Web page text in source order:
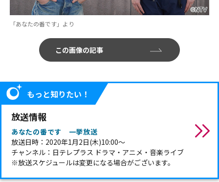
「あなたの番です」より
この画像の記事
もっと知りたい！
放送情報
あなたの番です 一挙放送
放送日時：2020年1月2日(木)10:00～
チャンネル：日テレプラス ドラマ・アニメ・音楽ライブ
※放送スケジュールは変更になる場合がございます。